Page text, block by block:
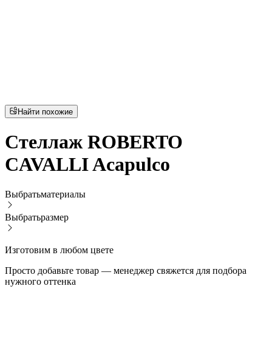
Найти похожие
Стеллаж ROBERTO
CAVALLI Acapulco
Выбратьматериалы
Выбратьразмер
Изготовим в любом цвете
Просто добавьте товар — менеджер свяжется для подбора
нужного оттенка